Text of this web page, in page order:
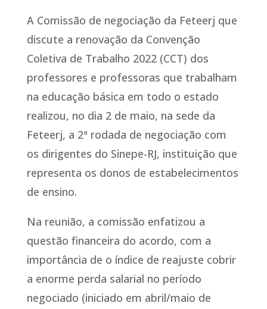
A Comissão de negociação da Feteerj que
discute a renovação da Convenção
Coletiva de Trabalho 2022 (CCT) dos
professores e professoras que trabalham
na educação básica em todo o estado
realizou, no dia 2 de maio, na sede da
Feteerj, a 2ª rodada de negociação com
os dirigentes do Sinepe-RJ, instituição que
representa os donos de estabelecimentos
de ensino.
Na reunião, a comissão enfatizou a
questão financeira do acordo, com a
importância de o índice de reajuste cobrir
a enorme perda salarial no período
negociado (iniciado em abril/maio de